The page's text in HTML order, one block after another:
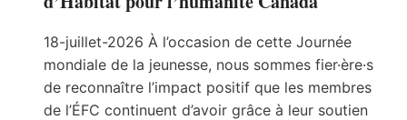
18-juillet-2026 À l’occasion de cette Journée
mondiale de la jeunesse, nous sommes fier·ère·s
de reconnaître l’impact positif que les membres
de l’ÉFC continuent d’avoir grâce à leur soutien